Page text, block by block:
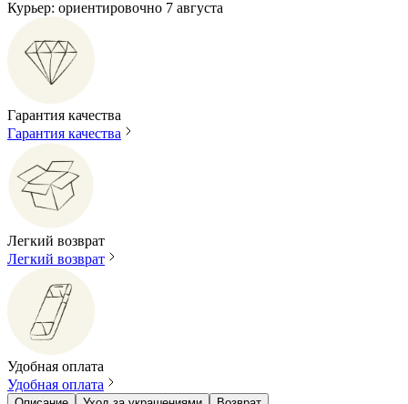
Курьер: ориентировочно 7 августа
Гарантия качества
Гарантия качества
Легкий возврат
Легкий возврат
Удобная оплата
Удобная оплата